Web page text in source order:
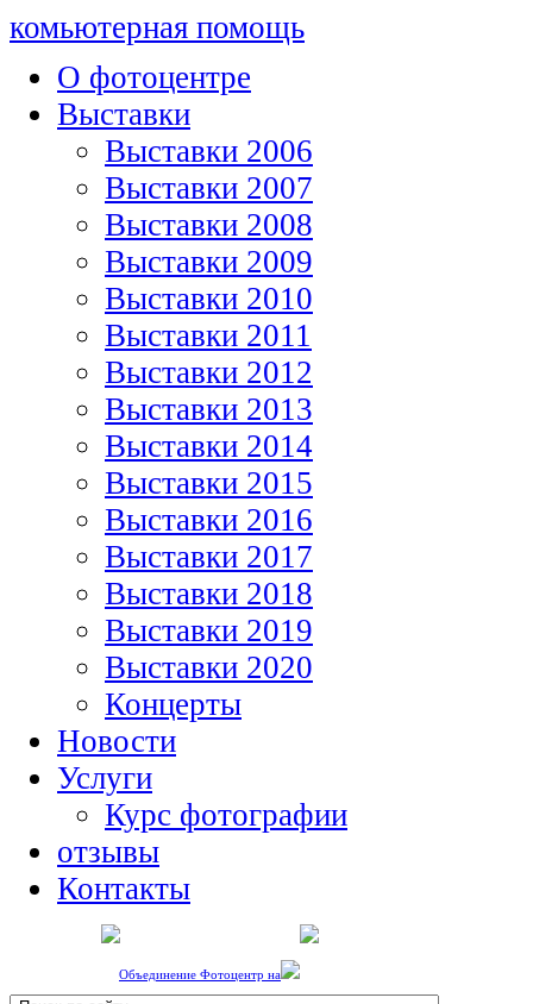
комьютерная помощь
О фотоцентре
Выставки
Выставки 2006
Выставки 2007
Выставки 2008
Выставки 2009
Выставки 2010
Выставки 2011
Выставки 2012
Выставки 2013
Выставки 2014
Выставки 2015
Выставки 2016
Выставки 2017
Выставки 2018
Выставки 2019
Выставки 2020
Концерты
Новости
Услуги
Курс фотографии
отзывы
Контакты
Объединение Фотоцентр на